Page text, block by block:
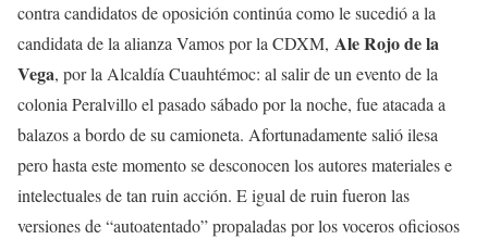
contra candidatos de oposición continúa como le sucedió a la
candidata de la alianza Vamos por la CDXM, Ale Rojo de la
Vega, por la Alcaldía Cuauhtémoc: al salir de un evento de la
colonia Peralvillo el pasado sábado por la noche, fue atacada a
balazos a bordo de su camioneta. Afortunadamente salió ilesa
pero hasta este momento se desconocen los autores materiales e
intelectuales de tan ruin acción. E igual de ruin fueron las
versiones de “autoatentado” propaladas por los voceros oficiosos